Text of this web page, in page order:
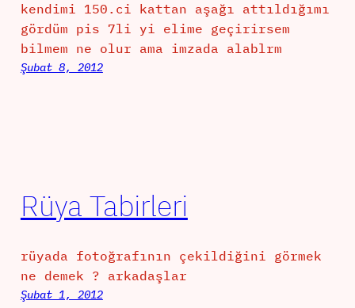
kendimi 150.ci kattan aşağı attıldığımı
gördüm pis 7li yi elime geçirirsem
bilmem ne olur ama imzada alablrm
Şubat 8, 2012
Rüya Tabirleri
rüyada fotoğrafının çekildiğini görmek
ne demek ? arkadaşlar
Şubat 1, 2012